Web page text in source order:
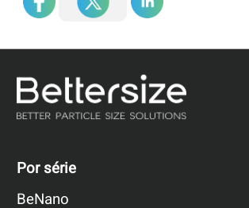
Por série
BeNano